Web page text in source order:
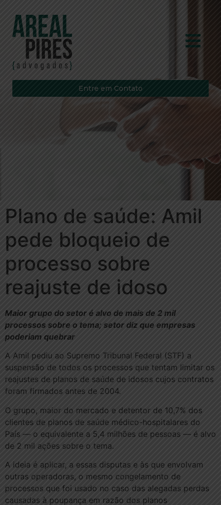
Entre em Contato
Plano de saúde: Amil
pede bloqueio de
processo sobre
reajuste de idoso
Maior grupo do setor é alvo de mais de 2 mil
processos sobre o tema; setor diz que empresas
poderiam quebrar
A Amil pediu ao Supremo Tribunal Federal (STF) a
suspensão de todos os processos que tentam limitar os
reajustes de planos de saúde de idosos cujos contratos
foram firmados antes de 2004.
O grupo, maior do mercado e detentor de 10,7% dos
clientes de planos de saúde médico-hospitalares do
País — o equivalente a 5,4 milhões de pessoas — é alvo
de 2 mil ações sobre o tema.
A ideia é aplicar, a essas disputas e às que envolvam
outras operadoras, o mesmo congelamento de
processos que foi usado no caso das alegadas perdas
causadas à poupança em razão dos planos